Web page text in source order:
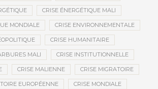
CRISE ÉNERGÉTIQUE MALI
MONDIALE CRISE ENVIRONNEMENTALE
CRISE HUMANITAIRE
MALI CRISE INSTITUTIONNELLE
CRISE MALIENNE CRISE MIGRATOIRE
EUROPÉENNE CRISE MONDIALE